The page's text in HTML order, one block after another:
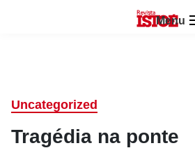
Menu
Uncategorized
Tragédia na ponte